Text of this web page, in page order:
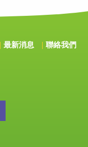
最新消息 聯絡我們